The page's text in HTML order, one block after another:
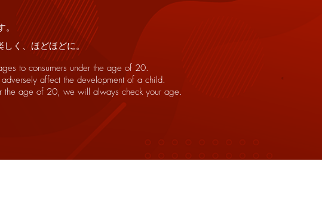
しく、ほどほどに。
to consumers under the age of 20.
affect the development of a child.
the age of 20, we will always check your age.